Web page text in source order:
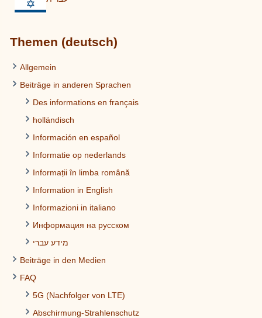
Themen (deutsch)
Allgemein
Beiträge in anderen Sprachen
Des informations en français
holländisch
Información en español
Informatie op nederlands
Informații în limba română
Information in English
Informazioni in italiano
Информация на русском
מידע עברי
Beiträge in den Medien
FAQ
5G (Nachfolger von LTE)
Abschirmung-Strahlenschutz